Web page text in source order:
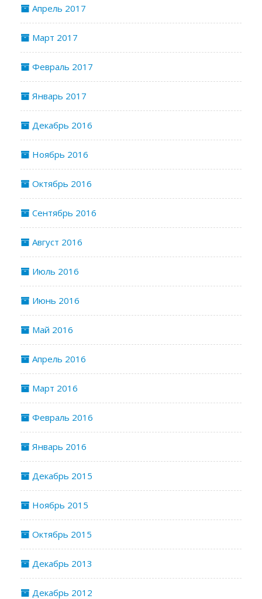
Апрель 2017
Март 2017
Февраль 2017
Январь 2017
Декабрь 2016
Ноябрь 2016
Октябрь 2016
Сентябрь 2016
Август 2016
Июль 2016
Июнь 2016
Май 2016
Апрель 2016
Март 2016
Февраль 2016
Январь 2016
Декабрь 2015
Ноябрь 2015
Октябрь 2015
Декабрь 2013
Декабрь 2012